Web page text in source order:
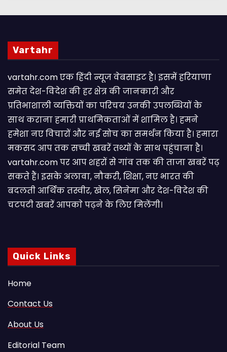
Vartahr
vartahr.com एक हिंदी न्यूज वेबसाइट है। इसमें हरियाणा
समेत देश-विदेश की हर क्षेत्र की जानकारी और
प्रतिभाशाली व्यक्तियों का परिचय उनकी उपलब्धियों के
साथ कराना हमारी प्राथमिकताओं में शामिल है। हमने
हमेशा नए विचारों और नई सोच का समर्थन किया है। हमारा
मकसद आप तक सच्ची खबरें तथ्यों के साथ पहुंचाना है।
vartahr.com पर आप शहरों से गांव तक की ताजा खबरें पढ़
सकते हैं। इसके अलावा, नौकरी, शिक्षा, नए भारत की
बदलती आर्थिक तस्वीर, खेल, सिनेमा और देश-विदेश की
चटपटी खबरें आपकाे पढ़ने के लिए मिलेंगी।
Quick Links
Home
Contact Us
About Us
Editorial Team